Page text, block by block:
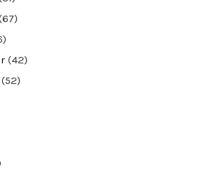
(42)
(52)